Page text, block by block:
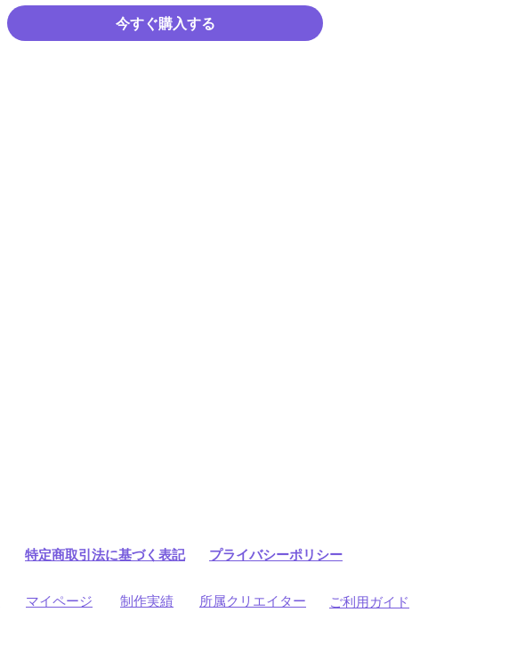
今すぐ購入する
プライバシーポリシー
​特定商取引法に基づく表記
マイページ 制作実績 所属クリエイター ご利用ガイド